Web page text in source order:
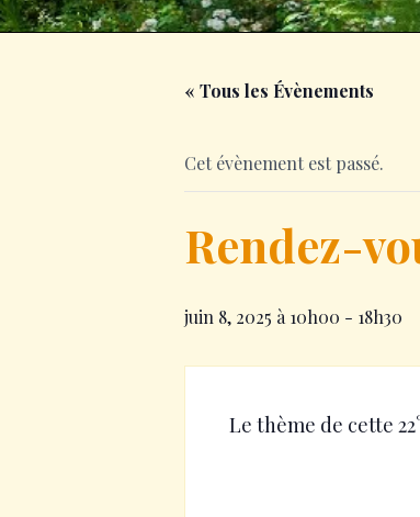
« Tous les Évènements
Cet évènement est passé.
Rendez-
juin 8, 2025 à 10h00 - 18h30
Le thème de cette